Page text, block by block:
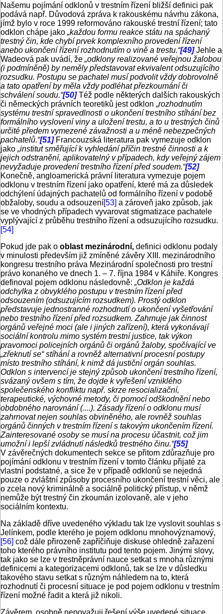
Našemu pojímání odklonů v trestním řízení bližší definici pak
podává např. Důvodová zpráva k rakouskému návrhu zákona,
jímž bylo v roce 1999 reformováno rakouské trestní řízení; tato
odklon chápe jako „každou formu reakce státu na spáchaný
trestný čin, kde chybí prvek komplexního provedení řízení
anebo ukončení řízení rozhodnutím o vině a trestu.“[49]Jehle a
Wadeová pak uvádí, že „odklony realizované veřejnou žalobou
(i podmíněně) by neměly představovat ekvivalent odsuzujícího
rozsudku. Postupu se pachatel musí podvolit vždy dobrovolně
a tato opatření by měla vždy podléhat přezkoumání či
schválení soudu.“[50]Též podle některých dalších rakouských
či německých právních teoretiků jest odklon „rozhodnutím
systému trestní spravedlnosti o ukončení trestního stíhání bez
formálního vyslovení viny a uložení trestu, a to u trestných činů
určité předem vymezené závažnosti a u méně nebezpečných
pachatelů.“[51]Francouzská literatura pak vymezuje odklon
jako „institut směřující k vyhledání příčin trestné činnosti a k
jejich odstranění, aplikovatelný v případech, kdy veřejný zájem
nevyžaduje provedení trestního řízení před soudem.“[52]
Konečně, angloamerická právní literatura vymezuje pojem
odklonu v trestním řízení jako opatření, které má za důsledek
odchýlení údajných pachatelů od formálního řízení v podobě
obžaloby, soudu a odsouzení[53] a zároveň jako způsob, jak
se ve vhodných případech vyvarovat stigmatizace pachatele
vyplývající z průběhu trestního řízení a odsuzujícího rozsudku.
[54]
Pokud jde pak o oblast mezinárodní, definici odklonu podaly
v minulosti především již zmíněné závěry XIII. mezinárodního
kongresu trestního práva Mezinárodní společnosti pro trestní
právo konaného ve dnech 1. – 7. října 1984 v Káhiře. Kongres
definoval pojem odklonu následovně: „Odklon je každá
odchylka z obvyklého postupu v trestním řízení před
odsouzením (odsuzujícím rozsudkem). Prostý odklon
představuje jednostranné rozhodnutí o ukončení vyšetřování
nebo trestního řízení před rozsudkem. Zahrnuje jak činnost
orgánů veřejné moci (ale i jiných zařízení), která vykonávají
sociální kontrolu mimo systém trestní justice, tak výkon
pravomoci policejních orgánů či orgánů žaloby, spočívající ve
„zřeknutí se“ stíhání a rovněž alternativní procesní postupy
místo trestního stíhání, k nimž dá justiční orgán souhlas.
Odklon s intervencí je stejný způsob ukončení trestního řízení,
svázaný ovšem s tím, že dojde k vyřešení vzniklého
společenského konfliktu např. skrze resocializační,
terapeutické, výchovné metody, či pomocí odškodnění nebo
obdobného narovnání (....). Zásady řízení o odklonu musí
zahrnovat nejen souhlas obviněného, ale rovněž souhlas
orgánů činných v trestním řízení s takovým ukončením řízení.
Zainteresované osoby se musí na procesu účastnit, což jim
umožní i lepší zvládnutí následků trestného činu.“[55]
V závěrečných dokumentech sekce se přitom zdůrazňuje pro
pojímání odklonu v trestním řízení v tomto článku přijaté za
vlastní podstatné, a sice že v případě odklonů se nejedná
pouze o zvláštní způsoby procesního ukončení trestní věci, ale
o zcela nový kriminálně a sociálně politický přístup, v němž
nemůže být trestný čin zkoumán izolovaně, ale v jeho
sociálním kontextu.
Na základě dříve uvedeného výkladu tak lze vyslovit souhlas s
Jelínkem, podle kterého je pojem odklonu mnohovýznamový,
[56] což dále přirozeně zapříčiňuje diskuse ohledně zařazení
toho kterého právního institutu pod tento pojem. Jinými slovy,
tak jako se lze v trestněprávní nauce setkat s mnoha různými
definicemi a kategorizacemi odklonů, tak se lze v důsledku
takového stavu setkat s různým náhledem na to, která
rozhodnutí či procesní situace je pod pojem odklonu v trestním
řízení možné řadit a která již nikoli.
Závěrem, osobně nepovažuji řešení výše uvedené situace